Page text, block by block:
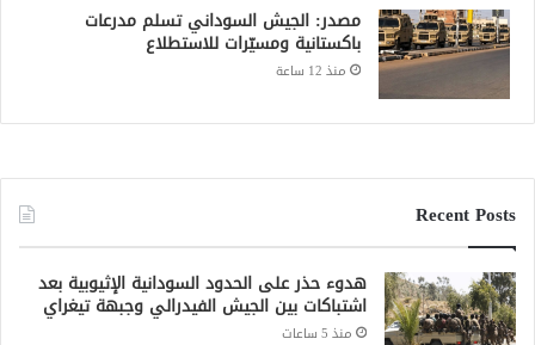
مصدر: الجيش السوداني تسلم مدرعات
باكستانية ومسيّرات للاستطلاع
منذ 12 ساعة
Recent Posts
هدوء حذر على الحدود السودانية الإثيوبية بعد
اشتباكات بين الجيش الفيدرالي وجبهة تيغراي
منذ 5 ساعات